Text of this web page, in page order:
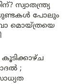
സ്വാതന്ത്ര്യ
പോലും
മൊയ്ത്രയെ
കൂടിക്കാഴ്ച
;